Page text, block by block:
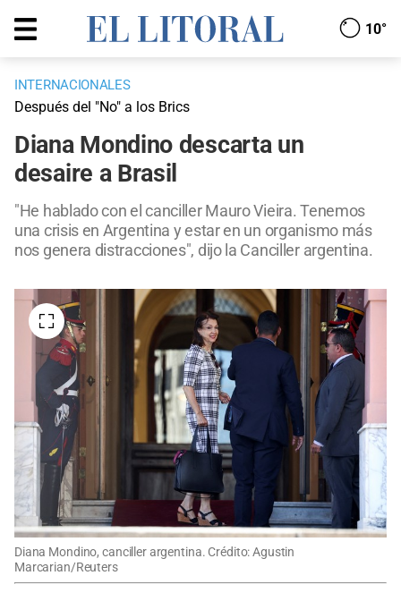
10°
INTERNACIONALES
Después del "No" a los Brics
Diana Mondino descarta un
desaire a Brasil
"He hablado con el canciller Mauro Vieira. Tenemos
una crisis en Argentina y estar en un organismo más
nos genera distracciones", dijo la Canciller argentina.
Diana Mondino, canciller argentina. Crédito: Agustin
Marcarian/Reuters